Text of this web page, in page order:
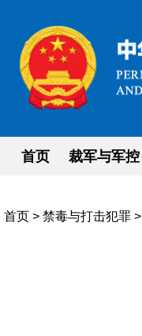
首页 裁军与军控
首页 > 禁毒与打击犯罪 >